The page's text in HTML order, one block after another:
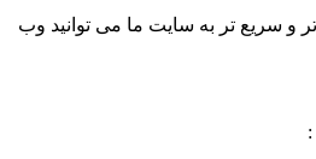
و سریع تر به سایت ما می توانید وب